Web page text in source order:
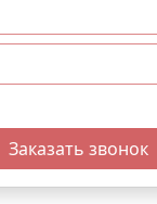
Заказать звонок